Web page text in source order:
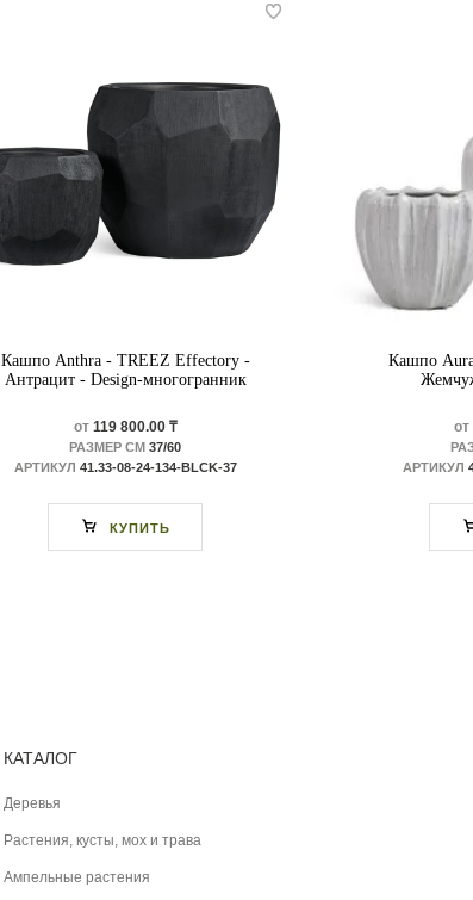
Кашпо Anthra - TREEZ Effectory -
Антрацит - Design-многогранник
от119 800.00 ₸
РАЗМЕР СМ 37/60
АРТИКУЛ 41.33-08-24-134-BLCK-37
КУПИТЬ
Кашпо
от
АРТИКУЛ
КАТАЛОГ
Деревья
Растения, кусты, мох и трава
Ампельные растения